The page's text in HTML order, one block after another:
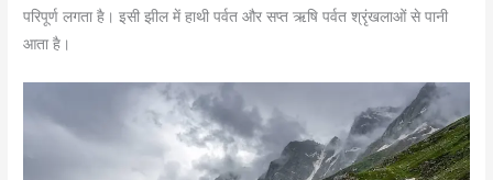
परिपूर्ण लगता है। इसी झील में हाथी पर्वत और सप्त ऋषि पर्वत श्रृंखलाओं से पानी
आता है।